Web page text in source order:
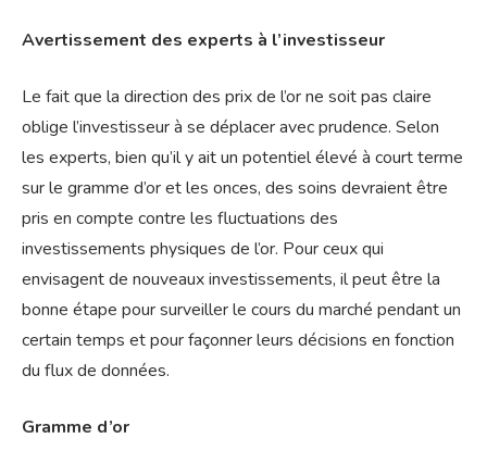
Avertissement des experts à l’investisseur
Le fait que la direction des prix de l’or ne soit pas claire
oblige l’investisseur à se déplacer avec prudence. Selon
les experts, bien qu’il y ait un potentiel élevé à court terme
sur le gramme d’or et les onces, des soins devraient être
pris en compte contre les fluctuations des
investissements physiques de l’or. Pour ceux qui
envisagent de nouveaux investissements, il peut être la
bonne étape pour surveiller le cours du marché pendant un
certain temps et pour façonner leurs décisions en fonction
du flux de données.
Gramme d’or